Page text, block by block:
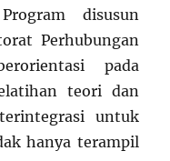
disusun
Perhubungan
pada
teori dan
untuk
hanya terampil